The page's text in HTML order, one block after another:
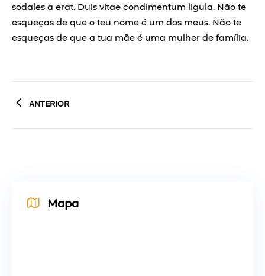
sodales a erat. Duis vitae condimentum ligula. Não te
esqueças de que o teu nome é um dos meus. Não te
esqueças de que a tua mãe é uma mulher de família.
ANTERIOR
Mapa